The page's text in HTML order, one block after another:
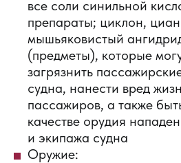
все соли синильной
препараты; циклон,
мышьяковистый
(предметы), которые
загрязнить
судна, нанести вред
пассажиров, а также
качестве орудия
и экипажа судна
Оружие: